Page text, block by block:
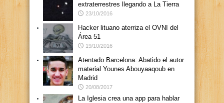
extraterrestres llegando a La Tierra
23/10/2016
Hacker lituano aterriza el OVNI del
Área 51
19/10/2016
Atentado Barcelona: Abatido el autor
material Younes Abouyaaqoub en
Madrid
20/08/2017
La Iglesia crea una app para hablar